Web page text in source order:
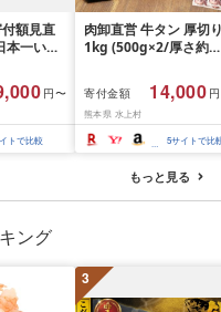
額見直
本一いわ
個) いわ
ンバー
き 黒毛
包装 小
肉 和牛
gu ラン
岩手 盛
円〜
トで比較
肉卸直営 牛タン 厚切
1kg (500g×2/厚さ約
牛肉 焼肉 冷凍 スライ
業務用 バーベキュー
BBQ おつまみ ギフト
祝い お中元 夏ギフト
寄付金額 14,000
熊本県 水上村
5サイトで比
もっと見る
ング
3